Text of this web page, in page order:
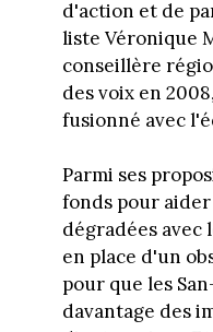
d'action et de
liste Véronique
conseillère
des voix en
fusionné avec
Parmi ses
fonds pour
dégradées avec
en place d'un
pour que les
davantage des